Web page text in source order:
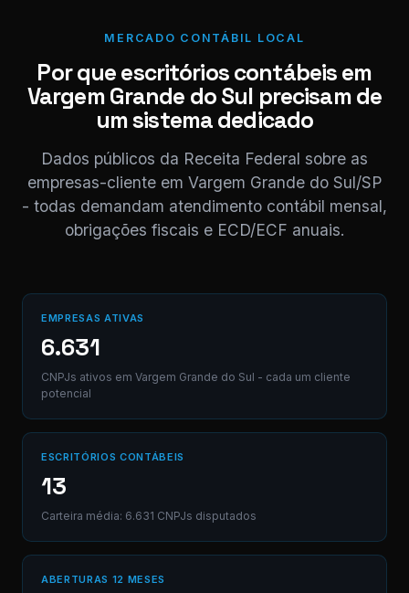
para
download da
nota.
PDF
PDF · 248 KB
11:03 ✓✓
Perfeito,
MERCADO CONTÁBIL LOCAL
Por que escritórios contábeis em
Vargem Grande do Sul precisam de
um sistema dedicado
Dados públicos da Receita Federal sobre as
empresas-cliente em Vargem Grande do Sul/SP
- todas demandam atendimento contábil mensal,
obrigações fiscais e ECD/ECF anuais.
EMPRESAS ATIVAS
6.631
CNPJs ativos em Vargem Grande do Sul - cada um cliente
potencial
ESCRITÓRIOS CONTÁBEIS
13
Carteira média: 6.631 CNPJs disputados
ABERTURAS 12 MESES